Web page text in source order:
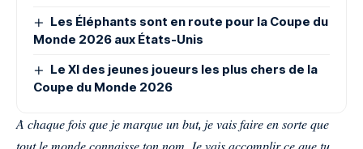
Les Éléphants sont en route pour la Coupe du
Monde 2026 aux États-Unis
Le XI des jeunes joueurs les plus chers de la
Coupe du Monde 2026
𝐴̀ 𝑐ℎ𝑎𝑞𝑢𝑒 𝑓𝑜𝑖𝑠 𝑞𝑢𝑒 𝑗𝑒 𝑚𝑎𝑟𝑞𝑢𝑒 𝑢𝑛 𝑏𝑢𝑡, 𝑗𝑒 𝑣𝑎𝑖𝑠 𝑓𝑎𝑖𝑟𝑒 𝑒𝑛 𝑠𝑜𝑟𝑡𝑒 𝑞𝑢𝑒